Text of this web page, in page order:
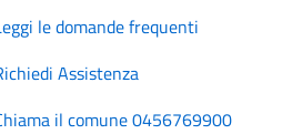
le domande frequenti
Assistenza
il comune 0456769900